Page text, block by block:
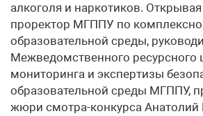
алкоголя и наркотиков.
проректор МГППУ по
образовательной среды,
Межведомственного ресурсного
мониторинга и экспертизы
образовательной среды МГППУ,
жюри смотра-конкурса Анатолий